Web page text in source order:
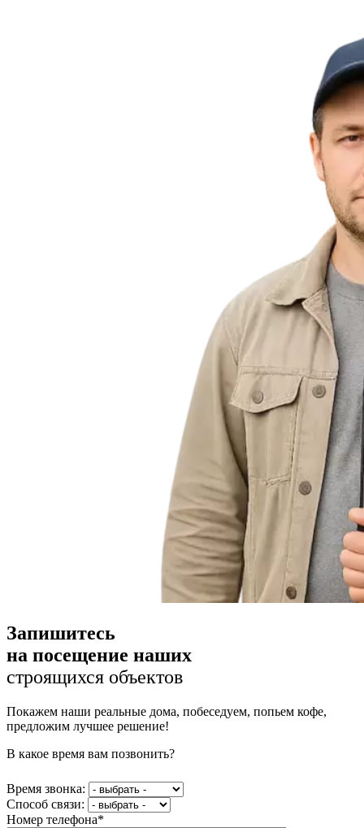
Запишитесь
на посещение наших
строящихся объектов
Покажем наши реальные дома, побеседуем, попьем кофе,
предложим лучшее решение!
В какое время вам позвонить?
Время звонка:
Способ связи:
Номер телефона*